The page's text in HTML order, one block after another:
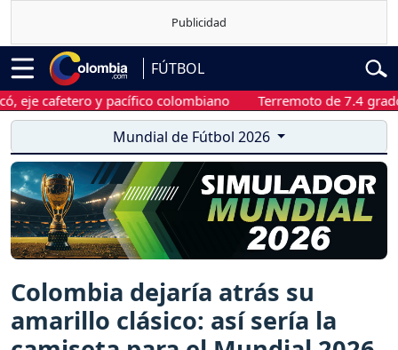
FÚTBOL
y pacífico colombiano Terremoto de 7.4 grados
Mundial de Fútbol 2026
Colombia dejaría atrás su
amarillo clásico: así sería la